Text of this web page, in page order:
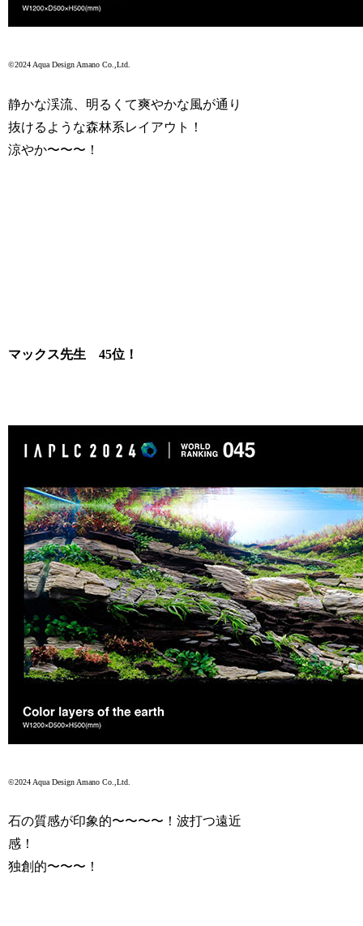
©2024 Aqua Design Amano Co.,Ltd.
静かな渓流、明るくて爽やかな風が通り
抜けるような森林系レイアウト！
涼やか〜〜〜！
マックス先生 45位！
©2024 Aqua Design Amano Co.,Ltd.
石の質感が印象的〜〜〜〜！波打つ遠近
感！
独創的〜〜〜！